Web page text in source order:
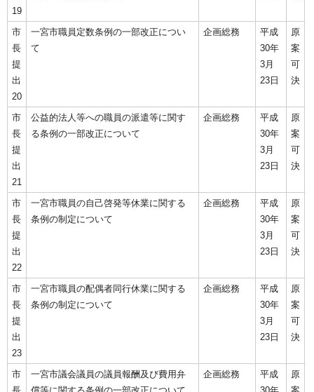
19
市
長
提
出
20
一宮市職員定数条例の一部改正につい
て
企画総務
平成
30年
3月
23日
原
案
可
決
市
長
提
出
21
公益的法人等への職員の派遣等に関す
る条例の一部改正について
企画総務
平成
30年
3月
23日
原
案
可
決
市
長
提
出
22
一宮市職員の自己啓発等休業に関する
条例の制定について
企画総務
平成
30年
3月
23日
原
案
可
決
市
長
提
出
23
一宮市職員の配偶者同行休業に関する
条例の制定について
企画総務
平成
30年
3月
23日
原
案
可
決
市
一宮市議会議員の議員報酬及び費用弁
企画総務
平成
原